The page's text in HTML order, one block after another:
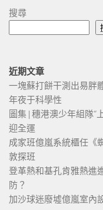
搜尋
近期文章
一塊蘇打餅干測出易胖
年夜于科學性
圖集 | 穗港澳少年組隊“
迎全運
成家班億嵐系統櫃任《
敦探班
登革熱和基孔肯雅熱進
防？
加沙球迷廢墟億嵐室內